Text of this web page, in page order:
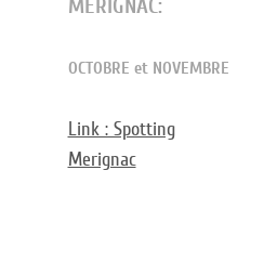
MERIGNAC:
OCTOBRE et NOVEMBRE
Link : Spotting
Merignac